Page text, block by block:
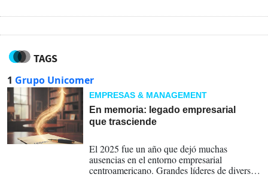
TAGS
1 Grupo Unicomer
EMPRESAS & MANAGEMENT
En memoria: legado empresarial
que trasciende
El 2025 fue un año que dejó muchas
ausencias en el entorno empresarial
centroamericano. Grandes líderes de diversos